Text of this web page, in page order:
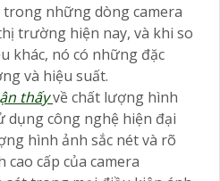
trong những dòng camera
trường hiện nay, và khi so
khác, nó có những đặc
và hiệu suất.
thấyvề chất lượng hình
dụng công nghệ hiện đại
hình ảnh sắc nét và rõ
cao cấp của camera